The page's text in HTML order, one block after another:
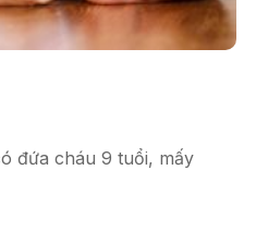
đứa cháu 9 tuổi, mấy